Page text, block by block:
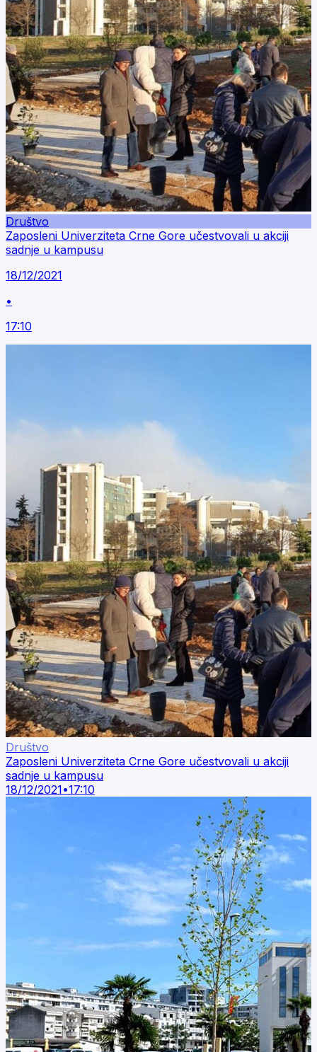
Društvo
Zaposleni Univerziteta Crne Gore učestvovali u akciji
sadnje u kampusu
18/12/2021
•
17:10
Društvo
Zaposleni Univerziteta Crne Gore učestvovali u akciji
sadnje u kampusu
18/12/2021•17:10